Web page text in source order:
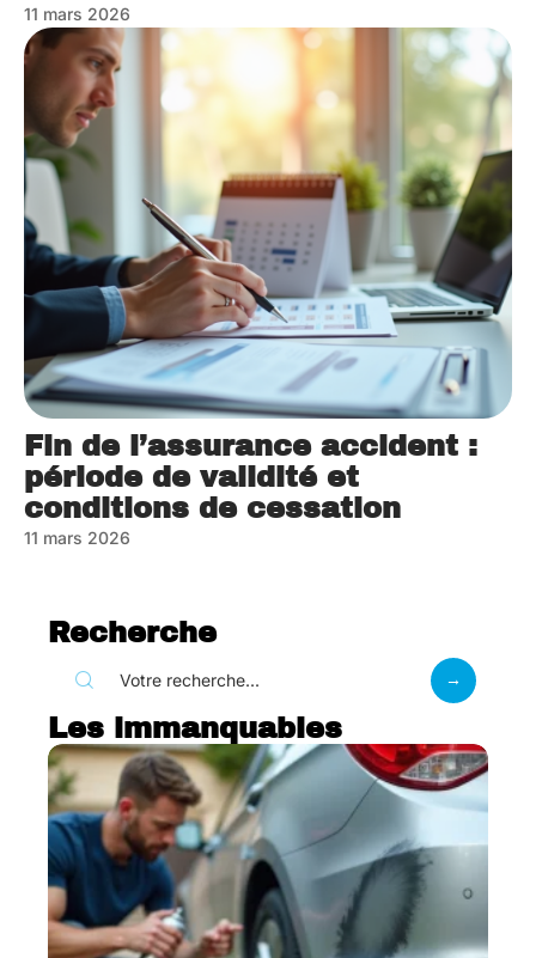
11 mars 2026
Fin de l’assurance accident :
période de validité et
conditions de cessation
11 mars 2026
Recherche
Les immanquables